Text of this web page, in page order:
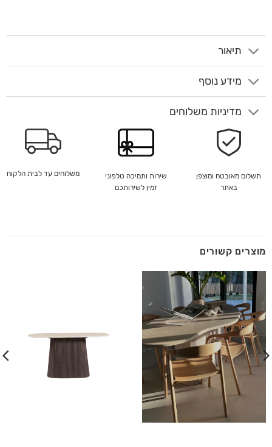
תיאור
מידע נוסף
מדיניות משלוחים
תשלום מאובטח ומוצפן
באתר
שירות ותמיכה טלפוני
זמין לשירותכם
משלוחים עד לבית הלקוח
מוצרים קשורים